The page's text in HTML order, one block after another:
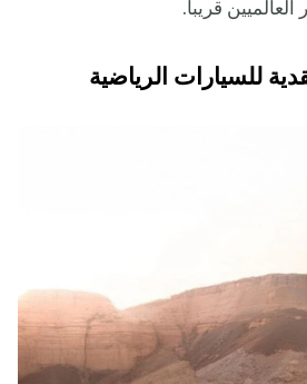
قريباً.
للسيارات الرياضية